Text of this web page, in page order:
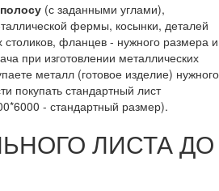
(с заданными углами),
фермы, косынки, деталей
фланцев - нужного размера и
при изготовлении металлических
металл (готовое изделие) нужного
покупать стандартный лист
- стандартный размер).
ЛИСТА ДО